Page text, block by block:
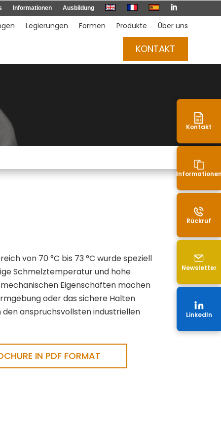
Informationen Ausbildung 
Legierungen Formen Produkte Über uns
KONTAKT
von 70 °C bis 73 °C wurde speziell
Schmelztemperatur und hohe
Eigenschaften machen
oder das sichere Halten
den anspruchsvollsten industriellen
IN PDF FORMAT
Kontakt
Rückruf
Newsletter
LinkedIn